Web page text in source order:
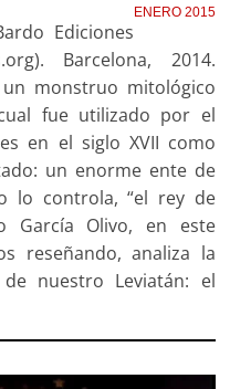
ENERO 2015
Ediciones
Barcelona, 2014.
un monstruo mitológico
fue utilizado por el
en el siglo XVII como
un enorme ente de
lo controla, “el rey de
García Olivo, en este
reseñando, analiza la
nuestro Leviatán: el